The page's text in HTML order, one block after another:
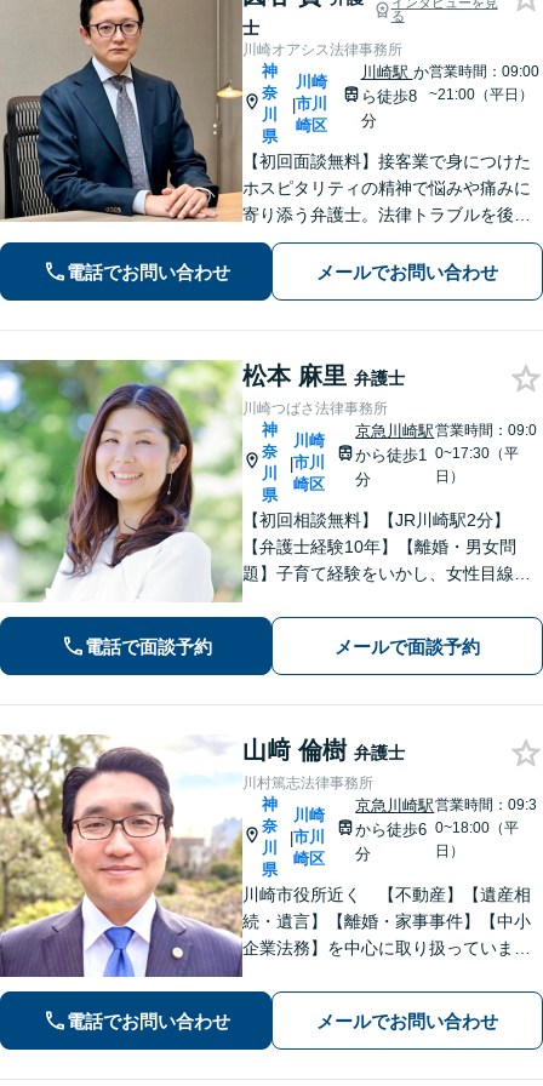
士
る
川崎オアシス法律事務所
神
奈
川
県
|
川崎
市川
崎区
川崎駅 か
ら徒歩8
分
営業時間：09:00
~21:00（平日）
【初回面談無料】接客業で身につけた
ホスピタリティの精神で悩みや痛みに
寄り添う弁護士。法律トラブルを後ろ
めたく思う必要はありません！【離婚
／借金／相続など】人生の困難を取り
除くことをお助けします。【初回面談
電話でお問い合わせ メールでお問い合わせ
松本 麻里 弁護士
川崎つばさ法律事務所
神
奈
川
県
|
川崎
市川
崎区
京急川崎駅
から徒歩1
分
営業時間：09:0
0~17:30（平
日）
【初回相談無料】【JR川崎駅2分】
【弁護士経験10年】【離婚・男女問
題】子育て経験をいかし、女性目線で
ブルの防止に注力しています。遺言書
作成、家族信託、成年後見人などご相
談ください。【土日祝対応可】
電話で面談予約 メールで面談予約
山﨑 倫樹 弁護士
川村篤志法律事務所
神
奈
川
県
|
川崎
市川
崎区
京急川崎駅
から徒歩6
分
営業時間：09:3
0~18:00（平
日）
川崎市役所近く 【不動産】【遺産相
続・遺言】【離婚・家事事件】【中小
企業法務】を中心に取り扱っていま
す。ぜひご相談ください
電話でお問い合わせ メールでお問い合わせ